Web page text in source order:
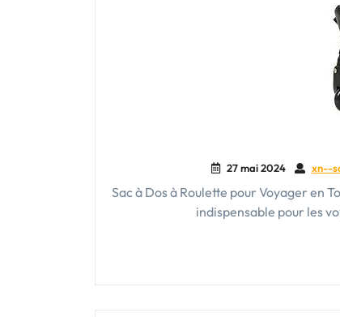
27 mai 2024 xn--
Sac à Dos à Roulette pour Voyager en
indispensable pour les